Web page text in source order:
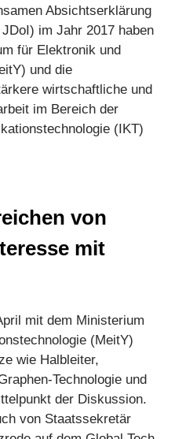
Absichtserklärung
im Jahr 2017 haben
für Elektronik und
und die
wirtschaftliche und
im Bereich der
(IKT)
von
mit
mit dem Ministerium
(MeitY)
wie Halbleiter,
Technologie und
der Diskussion.
von Staatssekretär